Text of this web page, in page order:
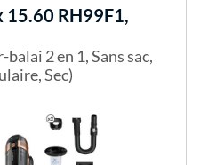
15.60 RH99F1,
2 en 1, Sans sac,
Sec)